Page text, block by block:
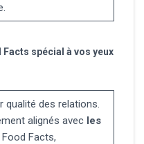
Facts spécial à vos yeux
qualité des relations.
alignés avec les
Food Facts,